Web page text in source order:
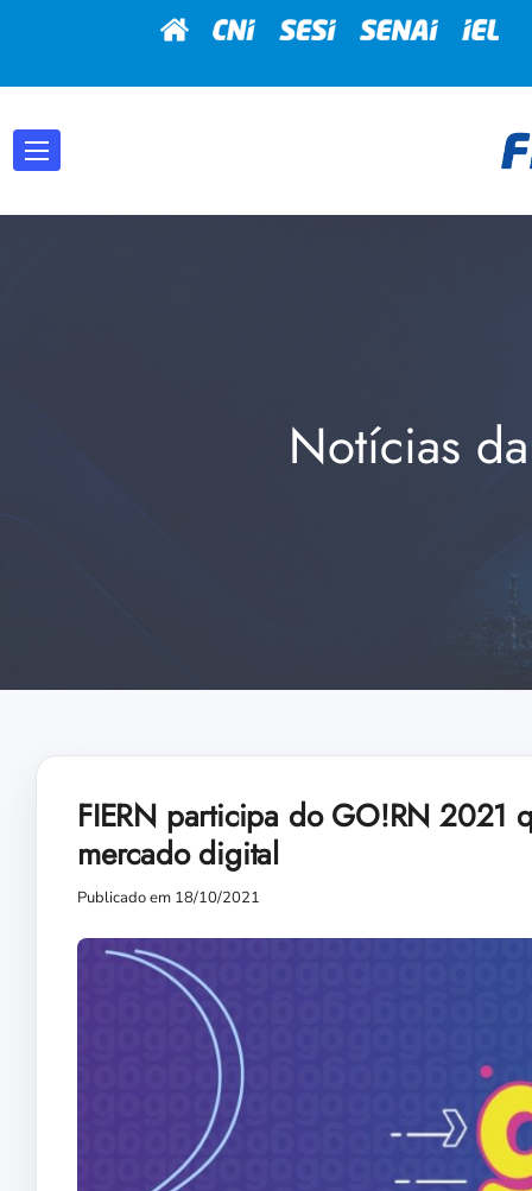
Notícias
FIERN participa do GO!RN 2021
mercado digital
Publicado em 18/10/2021